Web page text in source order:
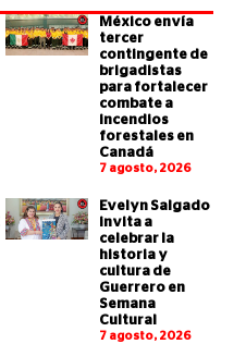
México envía
tercer
contingente de
brigadistas
para fortalecer
combate a
incendios
forestales en
Canadá
7 agosto, 2026
Evelyn Salgado
invita a
celebrar la
historia y
cultura de
Guerrero en
Semana
Cultural
7 agosto, 2026